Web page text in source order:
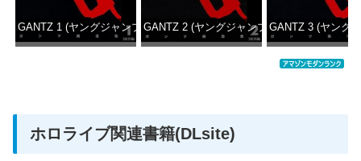
GANTZ 1 (ヤングジャンプコミックスDIGITAL)
GANTZ 2 (ヤングジャンプコミックス
GANTZ 3 (ヤング
ホロライブ関連書籍(DLsite)